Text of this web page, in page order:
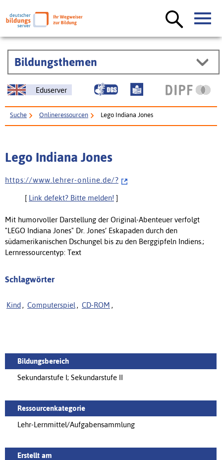
Bildungsthemen
Eduserver
Suche Onlineressourcen Lego Indiana Jones
Lego Indiana Jones
h t t p s : / / w w w . l e h r e r - o n l i n e . d e / ?
[ Link defekt? Bitte melden! ]
Mit humorvoller Darstellung der Original-Abenteuer verfolgt
"LEGO Indiana Jones" Dr. Jones’ Eskapaden durch den
südamerikanischen Dschungel bis zu den Berggipfeln Indiens.;
Lernressourcentyp: Text
Schlagwörter
Kind , Computerspiel , CD-ROM ,
Bildungsbereich
Sekundarstufe I; Sekundarstufe II
Ressourcenkategorie
Lehr-Lernmittel/Aufgabensammlung
Erstellt am